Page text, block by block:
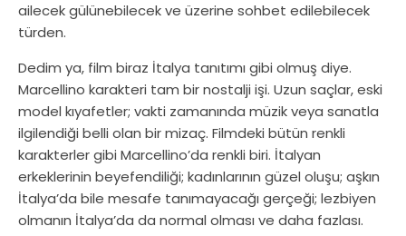
ailecek gülünebilecek ve üzerine sohbet edilebilecek
türden.
Dedim ya, film biraz İtalya tanıtımı gibi olmuş diye.
Marcellino karakteri tam bir nostalji işi. Uzun saçlar, eski
model kıyafetler; vakti zamanında müzik veya sanatla
ilgilendiği belli olan bir mizaç. Filmdeki bütün renkli
karakterler gibi Marcellino’da renkli biri. İtalyan
erkeklerinin beyefendiliği; kadınlarının güzel oluşu; aşkın
İtalya’da bile mesafe tanımayacağı gerçeği; lezbiyen
olmanın İtalya’da da normal olması ve daha fazlası.